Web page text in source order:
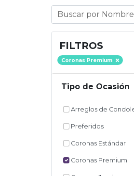
FILTROS
Coronas Premium
Tipo de Ocasión
Arreglos de
Preferidos
Coronas Estándar
Coronas Premium